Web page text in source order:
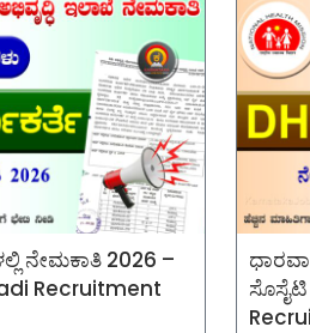
ನೇಮಕಾತಿ 2026 –
Recruitment